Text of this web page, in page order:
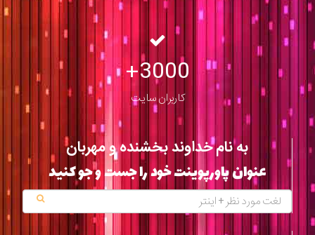
3000+
کاربران سایت
به نام خداوند بخشنده و مهربان
عنوان پاورپوینت خود را جست و جو کنید